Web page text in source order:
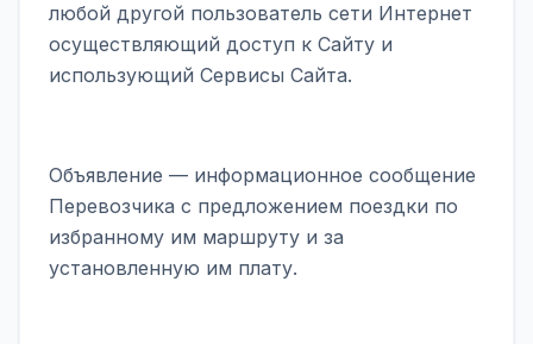
любой другой пользователь сети Интернет
осуществляющий доступ к Сайту и
использующий Сервисы Сайта.
Объявление — информационное сообщение
Перевозчика с предложением поездки по
избранному им маршруту и за
установленную им плату.